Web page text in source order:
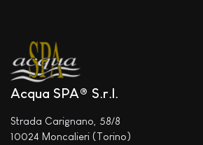
Acqua SPA® S.r.l.
Strada Carignano, 58/8
10024 Moncalieri (Torino)